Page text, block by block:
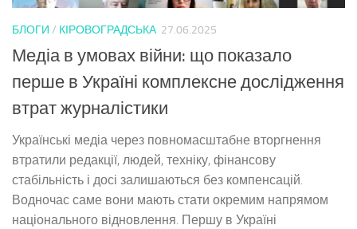
БЛОГИ / КІРОВОГРАДСЬКА 27.06.2025
Медіа в умовах війни: що показало
перше в Україні комплексне дослідження
втрат журналістики
Українські медіа через повномасштабне вторгнення
втратили редакції, людей, техніку, фінансову
стабільність і досі залишаються без компенсацій.
Водночас саме вони мають стати окремим напрямом
національного відновлення. Першу в Україні